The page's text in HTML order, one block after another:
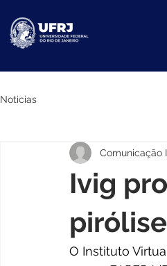
Noticias
Ivig
Comunicação
O Instituto